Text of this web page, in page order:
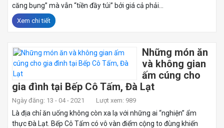
căng bụng” mà vẫn “tiền đầy túi” bởi giá cả phải...
Xem chi tiết
Những món ăn
và không gian
ấm cúng cho
gia đình tại Bếp Cô Tấm, Đà Lạt
Ngày đăng: 13 - 04 - 2021 Lượt xem: 989
Là địa chỉ ăn uống không còn xa lạ với những ai “nghiện” ẩm
thực Đà Lạt. Bếp Cô Tấm có vô vàn điểm cộng to đùng khiến